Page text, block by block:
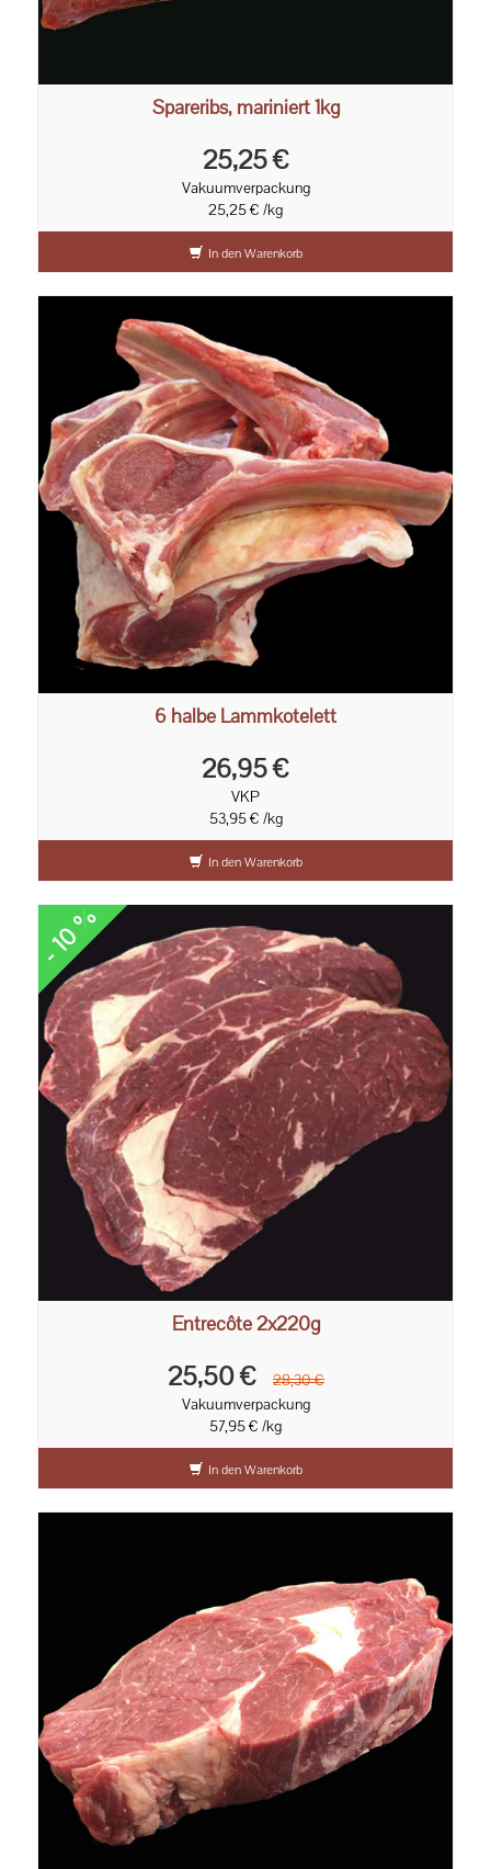
Spareribs, mariniert 1kg
25,25 €
Vakuumverpackung
25,25 € /kg
In den Warenkorb
6 halbe Lammkotelett
26,95 €
VKP
53,95 € /kg
In den Warenkorb
- 10 %
Entrecôte 2x220g
25,50 €
28,30 €
Vakuumverpackung
57,95 € /kg
In den Warenkorb